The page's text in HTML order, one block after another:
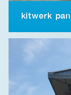
kitwerk